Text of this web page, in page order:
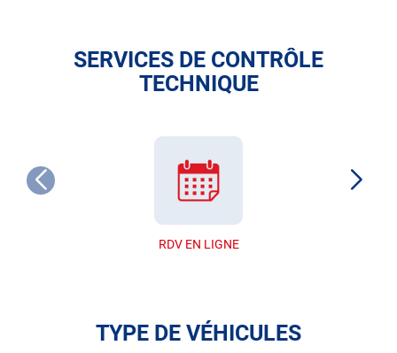
SERVICES DE CONTRÔLE
TECHNIQUE
RDV EN LIGNE
TYPE DE VÉHICULES